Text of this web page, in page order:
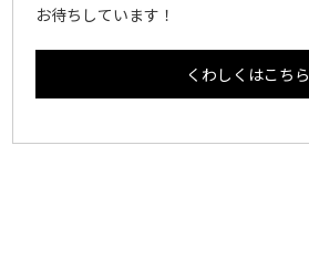
お待ちしています！
くわしくはこちら